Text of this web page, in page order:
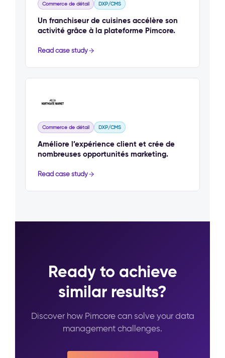
Commerce de détail DXP/CMS
Un franchiseur de cuisines accélère son
activité grâce à la plateforme Pimcore.
Read case study
Commerce de détail DXP/CMS
Améliore l’expérience client et crée de
nombreuses opportunités marketing.
Read case study
Ready to achieve
similar results?
Discover how Pimcore can solve your data
management challenges.